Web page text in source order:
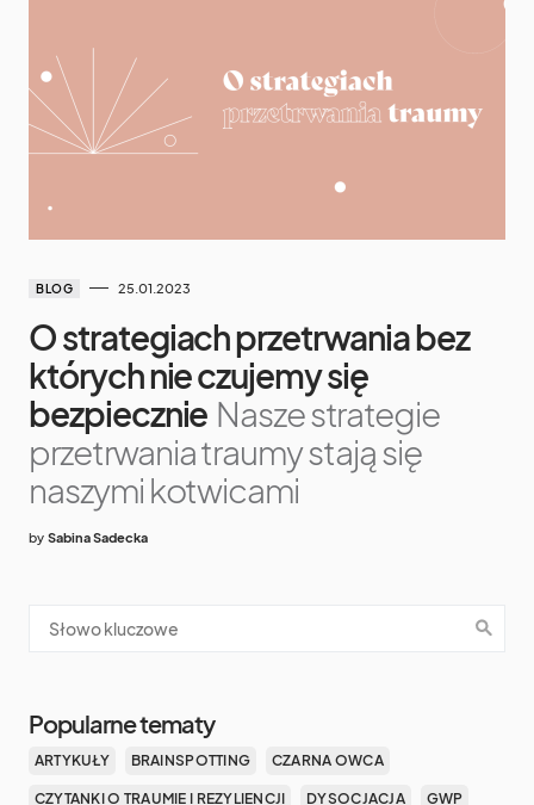
BLOG 25.01.2023
O strategiach przetrwania bez
których nie czujemy się
bezpiecznie Nasze strategie
przetrwania traumy stają się
naszymi kotwicami
by Sabina Sadecka
Popularne tematy
ARTYKUŁY BRAINSPOTTING CZARNA OWCA
CZYTANKI O TRAUMIE I REZYLIENCJI DYSOCJACJA GWP